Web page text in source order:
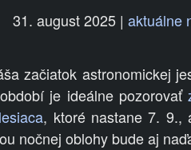
31. august 2025 | aktuálne
začiatok astronomickej
je ideálne pozorovať
, ktoré nastane 7. 9.,
nočnej oblohy bude aj